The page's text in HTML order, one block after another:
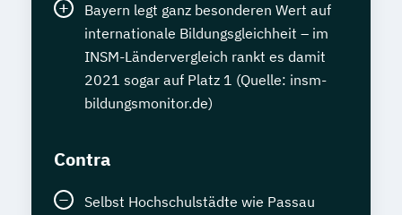
Bayern legt ganz besonderen Wert auf
internationale Bildungsgleichheit – im
INSM-Ländervergleich rankt es damit
2021 sogar auf Platz 1 (Quelle: insm-
bildungsmonitor.de)
Contra
Selbst Hochschulstädte wie Passau